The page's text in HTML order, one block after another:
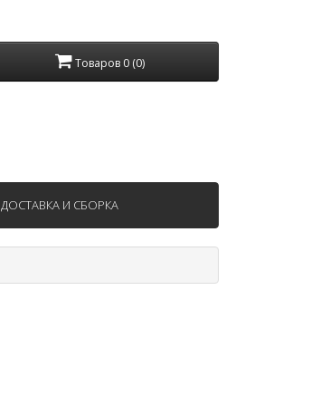
Товаров 0 (0)
ДОСТАВКА И СБОРКА